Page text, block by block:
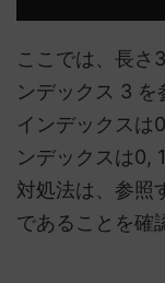
ここでは、長さ
ンデックス 3 を
インデックスは
ンデックスは0,
対処法は、参照
であることを確